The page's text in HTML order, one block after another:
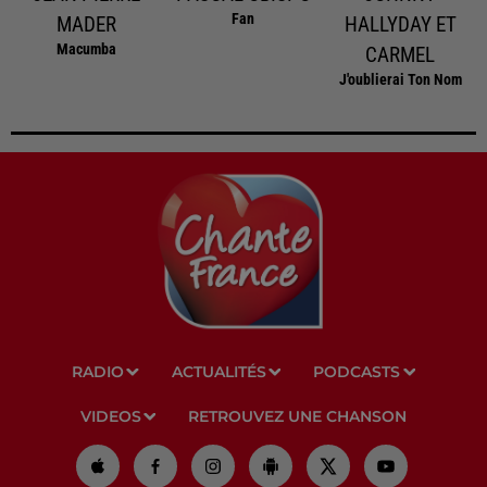
MADER
Macumba
Fan
HALLYDAY ET
CARMEL
J'oublierai Ton Nom
RADIO ACTUALITÉS PODCASTS
VIDEOS RETROUVEZ UNE CHANSON